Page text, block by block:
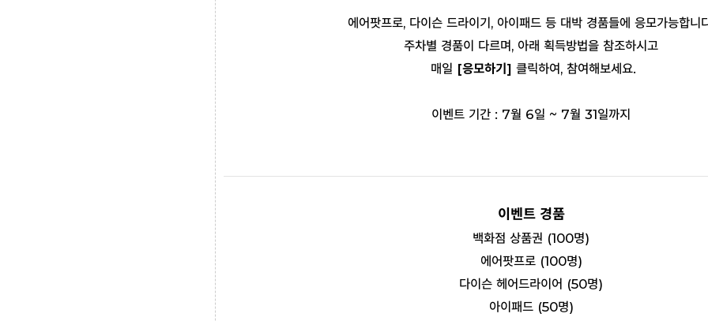
에어팟프로, 다이슨 드라이기, 아이패드 등 대박 경품들에 응모가능합니
주차별 경품이 다르며, 아래 획득방법을 참조하시고
매일 [응모하기] 클릭하여, 참여해보세요.
이벤트 기간 : 7월 6일 ~ 7월 31일까지
이벤트 경품
백화점 상품권 (100명)
에어팟프로 (100명)
다이슨 헤어드라이어 (50명)
아이패드 (50명)